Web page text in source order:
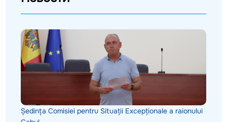
Ședința Comisiei pentru Situații Excepționale a raionului